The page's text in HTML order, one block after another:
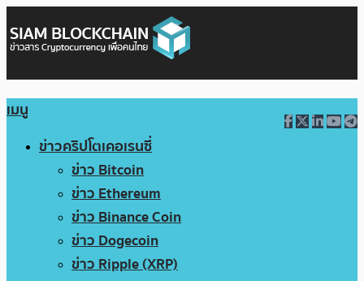
เมนู
ข่าวคริปโตเคอเรนซี่
ข่าว Bitcoin
ข่าว Ethereum
ข่าว Binance Coin
ข่าว Dogecoin
ข่าว Ripple (XRP)